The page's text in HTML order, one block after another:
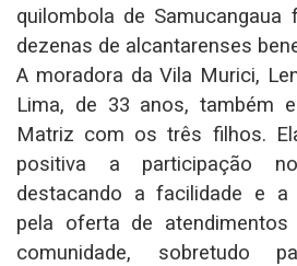
quilombola de Samucangaua
dezenas de alcantarenses
A moradora da Vila Murici,
Lima, de 33 anos, também
Matriz com os três filhos.
positiva a participação
destacando a facilidade e a
pela oferta de
comunidade, sobretudo